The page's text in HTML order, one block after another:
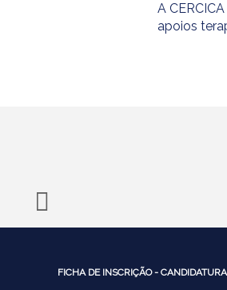
A
apoios
FICHA DE INSCRIÇÃO - CANDIDATURA